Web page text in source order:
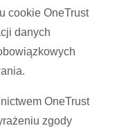
cookie OneTrust
danych
OneTrust
zgody